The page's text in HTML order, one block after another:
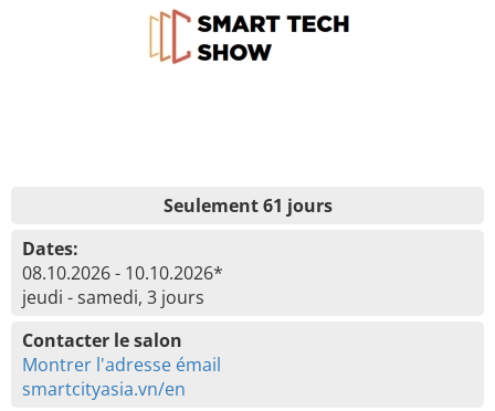
Seulement 61 jours
Dates:
08.10.2026 - 10.10.2026*
jeudi - samedi, 3 jours
Contacter le salon
Montrer l'adresse émail
smartcityasia.vn/en